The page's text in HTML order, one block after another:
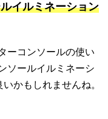
イルミネーション
ーコンソールの使い
ソールイルミネーシ
かもしれませんね。